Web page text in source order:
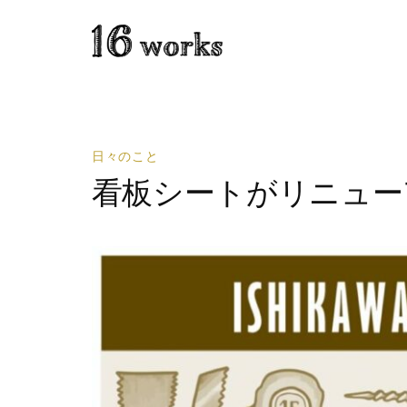
日々のこと
看板シートがリニュ